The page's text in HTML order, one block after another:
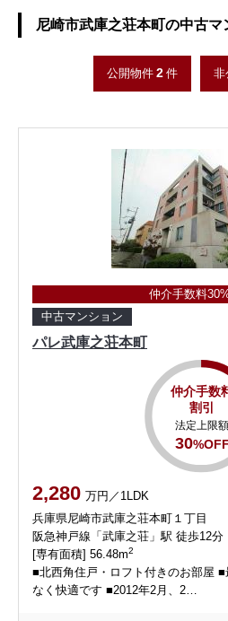
尼崎市武庫之荘本町の中古マ
公開物件 2 件 非
仲介手数料
中古マンション
パレ武庫之荘本町
仲介手数
割引
法定上限額
30%OFF
2,280 万円／1LDK
兵庫県尼崎市武庫之荘本町１丁目
阪急神戸線「武庫之荘」駅 徒歩12分
[専有面積] 56.48m2
■北西角住戸・ロフト付きのお部屋
なく快適です ■2012年2月、2…